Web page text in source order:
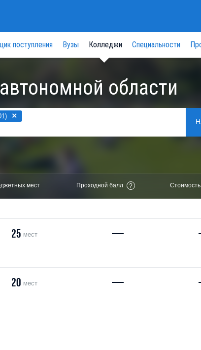
поступления Вузы Колледжи Специальности
области
×
мест Проходной балл ?
25 мест —
20 мест —